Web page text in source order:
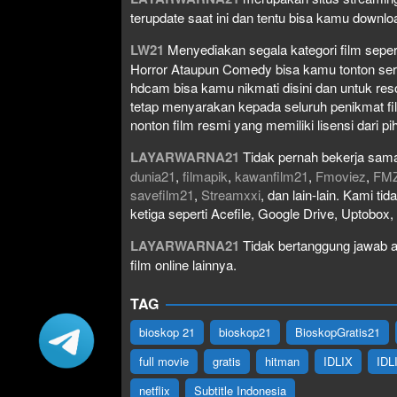
terupdate saat ini dan tentu bisa kamu
LW21 Menyediakan segala kategori film
Horror Ataupun Comedy bisa kamu tonton
hdcam bisa kamu nikmati disini dan untuk
tetap menyarakan kepada seluruh penikmat
nonton film resmi yang memiliki lisensi dari
LAYARWARNA21 Tidak pernah bekerja
dunia21, filmapik, kawanfilm21, Fmoviez,
savefilm21, Streamxxi, dan lain-lain. Kami
ketiga seperti Acefile, Google Drive,
LAYARWARNA21 Tidak bertanggung jawab
film online lainnya.
TAG
bioskop 21 bioskop21
BioskopGratis21
full movie
gratis hitman IDLIX
netflix
Subtitle Indonesia